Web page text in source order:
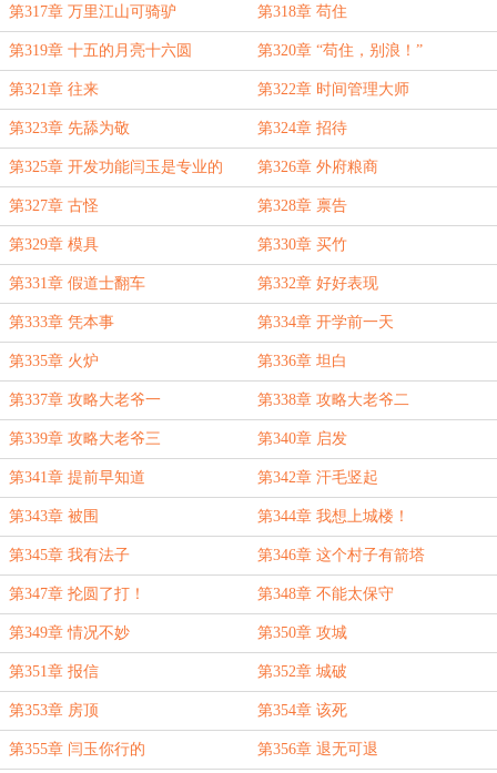
第317章 万里江山可骑驴 第318章 苟住
第319章 十五的月亮十六圆 第320章 “苟住，别浪！”
第321章 往来 第322章 时间管理大师
第323章 先舔为敬 第324章 招待
第325章 开发功能闫玉是专业的 第326章 外府粮商
第327章 古怪 第328章 禀告
第329章 模具 第330章 买竹
第331章 假道士翻车 第332章 好好表现
第333章 凭本事 第334章 开学前一天
第335章 火炉 第336章 坦白
第337章 攻略大老爷一 第338章 攻略大老爷二
第339章 攻略大老爷三 第340章 启发
第341章 提前早知道 第342章 汗毛竖起
第343章 被围 第344章 我想上城楼！
第345章 我有法子 第346章 这个村子有箭塔
第347章 抡圆了打！ 第348章 不能太保守
第349章 情况不妙 第350章 攻城
第351章 报信 第352章 城破
第353章 房顶 第354章 该死
第355章 闫玉你行的 第356章 退无可退